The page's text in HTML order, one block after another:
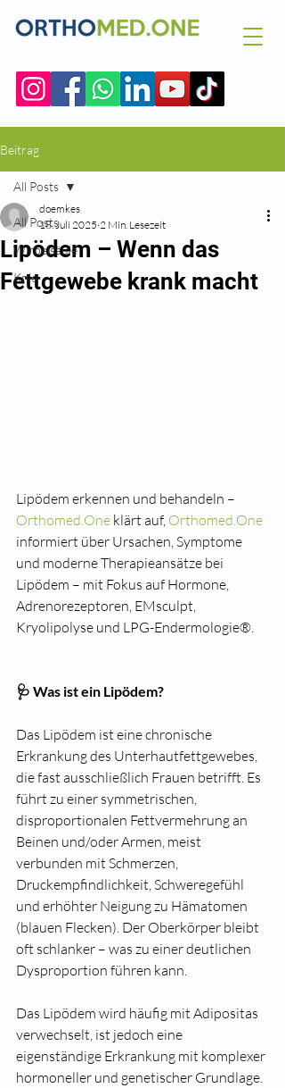
Beitrag
All Posts
Wirbelsäule
Knie
All Posts
Lipödem – Wenn das
Fettgewebe krank macht
doemkes
18. Juli 2025 2 Min. Lesezeit
Lipödem erkennen und behandeln –
Orthomed.One klärt auf, Orthomed.One
informiert über Ursachen, Symptome
und moderne Therapieansätze bei
Lipödem – mit Fokus auf Hormone,
Adrenorezeptoren, EMsculpt,
Kryolipolyse und LPG-Endermologie®.
🩺 Was ist ein Lipödem?
Das Lipödem ist eine chronische
Erkrankung des Unterhautfettgewebes,
die fast ausschließlich Frauen betrifft. Es
führt zu einer symmetrischen,
disproportionalen Fettvermehrung an
Beinen und/oder Armen, meist
verbunden mit Schmerzen,
Druckempfindlichkeit, Schweregefühl
und erhöhter Neigung zu Hämatomen
(blauen Flecken). Der Oberkörper bleibt
oft schlanker – was zu einer deutlichen
Dysproportion führen kann.
Das Lipödem wird häufig mit Adipositas
verwechselt, ist jedoch eine
eigenständige Erkrankung mit komplexer
hormoneller und genetischer Grundlage.